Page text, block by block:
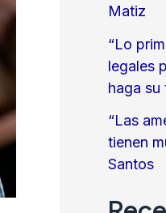
Matiz
“Lo
legales
haga su
“Las
tienen
Santos